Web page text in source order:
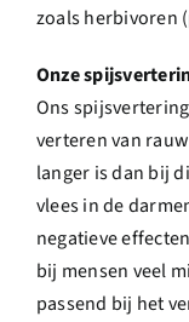
zoals herbivoren
Onze
Ons
verteren van
langer is dan bij
vlees in de
negatieve
bij mensen veel
passend bij het